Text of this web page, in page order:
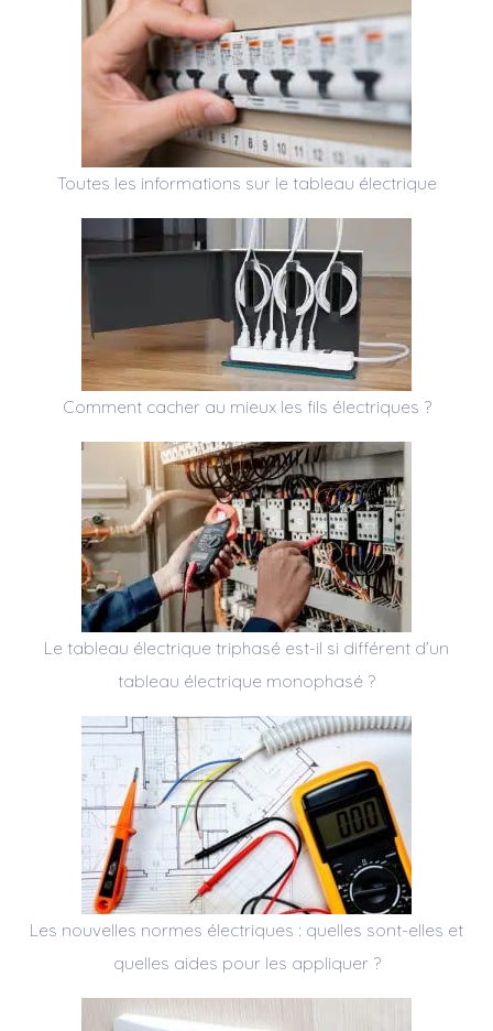
Toutes les informations sur le tableau électrique
Comment cacher au mieux les fils électriques ?
Le tableau électrique triphasé est-il si différent d’un
tableau électrique monophasé ?
Les nouvelles normes électriques : quelles sont-elles et
quelles aides pour les appliquer ?